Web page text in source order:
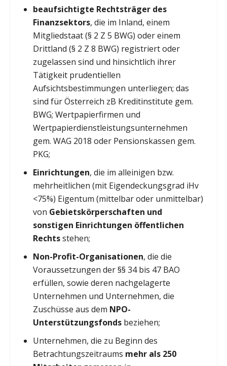
beaufsichtigte Rechtsträger des
Finanzsektors, die im Inland, einem
Mitgliedstaat (§ 2 Z 5 BWG) oder einem
Drittland (§ 2 Z 8 BWG) registriert oder
zugelassen sind und hinsichtlich ihrer
Tätigkeit prudentiellen
Aufsichtsbestimmungen unterliegen; das
sind für Österreich zB Kreditinstitute gem.
BWG; Wertpapierfirmen und
Wertpapierdienstleistungsunternehmen
gem. WAG 2018 oder Pensionskassen gem.
PKG;
Einrichtungen, die im alleinigen bzw.
mehrheitlichen (mit Eigendeckungsgrad iHv
<75%) Eigentum (mittelbar oder unmittelbar)
von Gebietskörperschaften und
sonstigen Einrichtungen öffentlichen
Rechtsstehen;
Non-Profit-Organisationen, die die
Voraussetzungen der §§ 34 bis 47 BAO
erfüllen, sowie deren nachgelagerte
Unternehmen und Unternehmen, die
Zuschüsse aus dem NPO-
Unterstützungsfondsbeziehen;
Unternehmen, die zu Beginn des
Betrachtungszeitraums mehr als 250